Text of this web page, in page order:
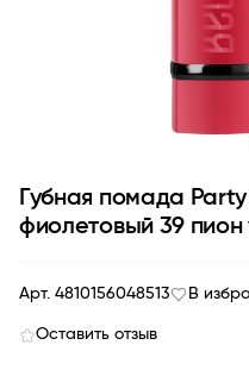
Губная помада
фиолетовый 39
Арт. 4810156048513 В
Оставить отзыв